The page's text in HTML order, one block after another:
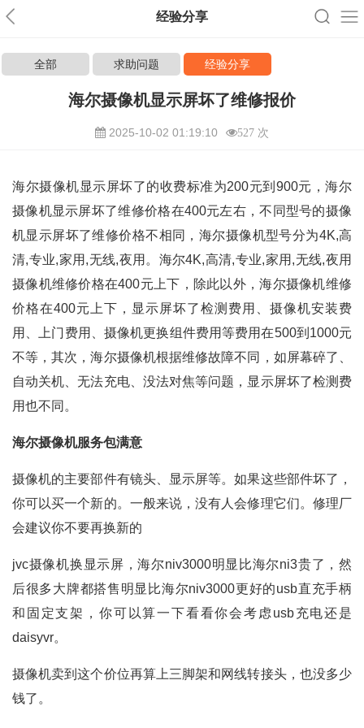
经验分享
全部 求助问题 经验分享
海尔摄像机显示屏坏了维修报价
2025-10-02 01:19:10 527 次
海尔摄像机显示屏坏了的收费标准为200元到900元，海尔
摄像机显示屏坏了维修价格在400元左右，不同型号的摄像
机显示屏坏了维修价格不相同，海尔摄像机型号分为4K,高
清,专业,家用,无线,夜用。海尔4K,高清,专业,家用,无线,夜用
摄像机维修价格在400元上下，除此以外，海尔摄像机维修
价格在400元上下，显示屏坏了检测费用、摄像机安装费
用、上门费用、摄像机更换组件费用等费用在500到1000元
不等，其次，海尔摄像机根据维修故障不同，如屏幕碎了、
自动关机、无法充电、没法对焦等问题，显示屏坏了检测费
用也不同。
海尔摄像机服务包满意
摄像机的主要部件有镜头、显示屏等。如果这些部件坏了，
你可以买一个新的。一般来说，没有人会修理它们。修理厂
会建议你不要再换新的
jvc摄像机换显示屏，海尔niv3000明显比海尔ni3贵了，然
后很多大牌都搭售明显比海尔niv3000更好的usb直充手柄
和固定支架，你可以算一下看看你会考虑usb充电还是
daisyvr。
摄像机卖到这个价位再算上三脚架和网线转接头，也没多少
钱了。